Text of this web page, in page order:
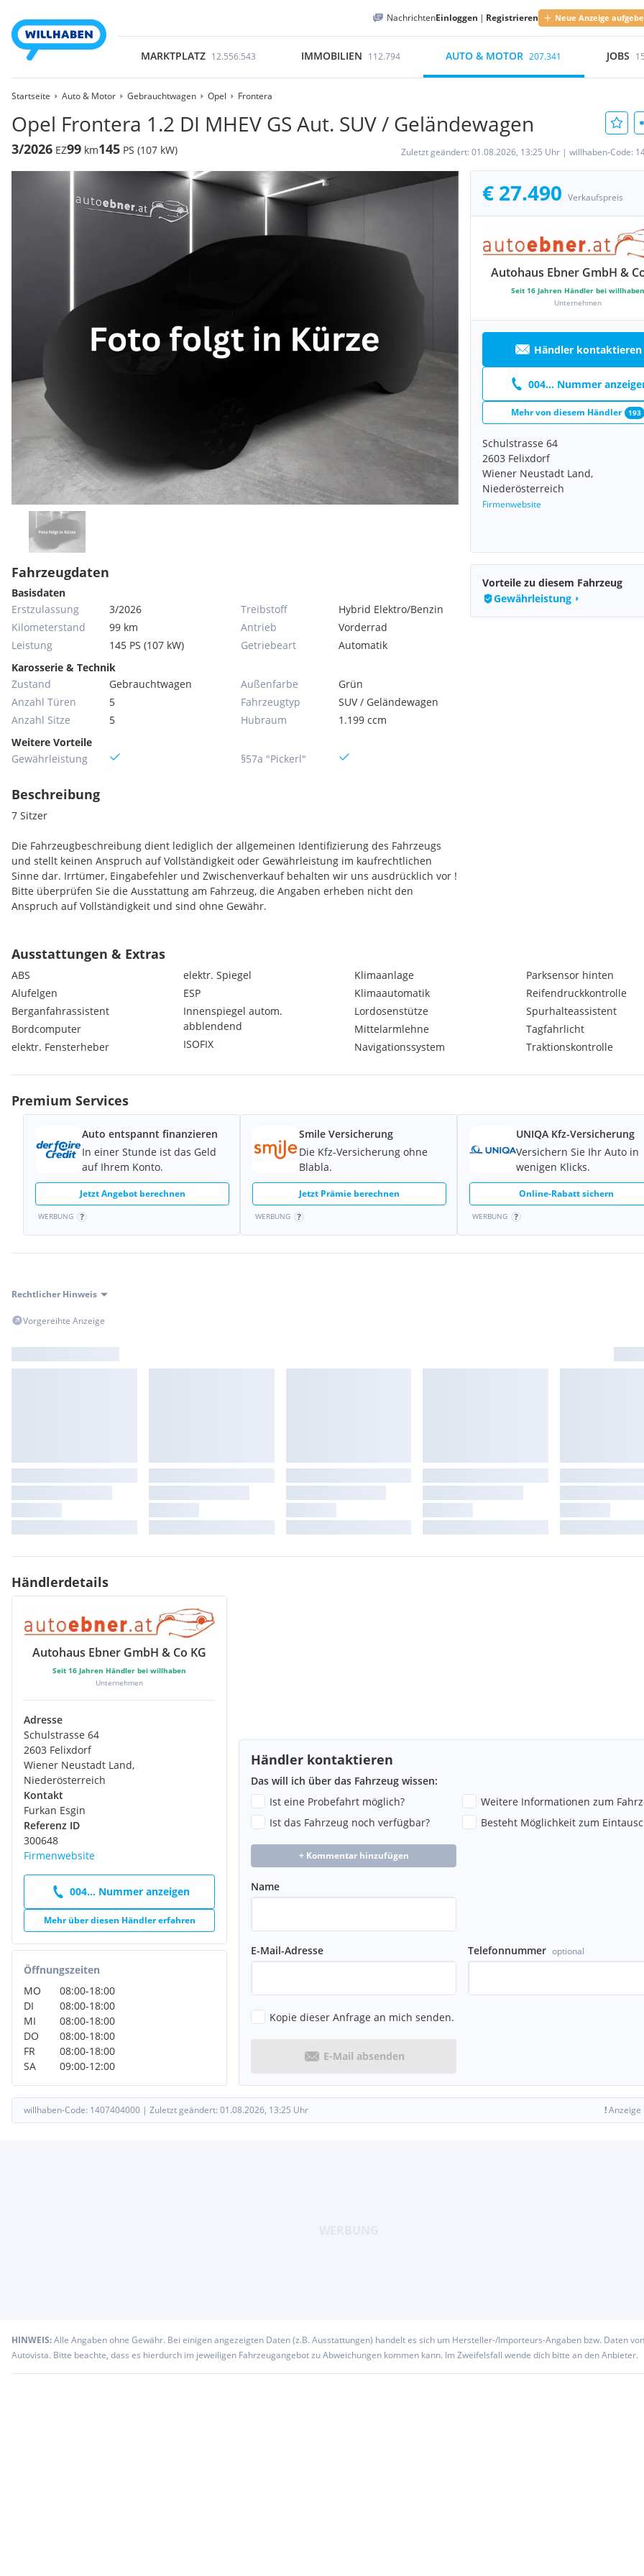
NachrichtenEinloggen | Registrieren Neue Anzeige
MARKTPLATZ 12.556.543 IMMOBILIEN 112.794 AUTO & MOTOR 207.341 JOBS
Startseite Auto & Motor Gebrauchtwagen Opel Frontera
Opel Frontera 1.2 DI MHEV GS Aut. SUV / Geländewagen
3/2026 EZ99 km145 PS (107 kW) Zuletzt geändert: 01.08.2026, 13:25 Uhr | willhaben-Code:
€ 27.490 Verkaufspreis
Autohaus Ebner GmbH &
Seit 16 Jahren Händler bei willhaben
Unternehmen
Händler kontaktieren
004... Nummer
Mehr von diesem Händler 193
Schulstrasse 64
2603 Felixdorf
Wiener Neustadt Land,
Niederösterreich
Firmenwebsite
Fahrzeugdaten
Basisdaten
Erstzulassung
3/2026
Kilometerstand
99 km
Leistung
145 PS (107 kW)
Treibstoff
Hybrid Elektro/Benzin
Antrieb
Vorderrad
Getriebeart
Automatik
Karosserie & Technik
Zustand
Gebrauchtwagen
Anzahl Türen
5
Anzahl Sitze
5
Außenfarbe
Grün
Fahrzeugtyp
SUV / Geländewagen
Hubraum
1.199 ccm
Weitere Vorteile
Gewährleistung
§57a "Pickerl"
Beschreibung
7 Sitzer
Die Fahrzeugbeschreibung dient lediglich der allgemeinen Identifizierung des Fahrzeugs
und stellt keinen Anspruch auf Vollständigkeit oder Gewährleistung im kaufrechtlichen
Sinne dar. Irrtümer, Eingabefehler und Zwischenverkauf behalten wir uns ausdrücklich vor !
Bitte überprüfen Sie die Ausstattung am Fahrzeug, die Angaben erheben nicht den
Anspruch auf Vollständigkeit und sind ohne Gewähr.
Vorteile zu diesem Fahrzeug
Gewährleistung
Ausstattungen & Extras
ABS
Alufelgen
Berganfahrassistent
Bordcomputer
elektr. Fensterheber
elektr. Spiegel
ESP
Innenspiegel autom.
abblendend
ISOFIX
Klimaanlage
Klimaautomatik
Lordosenstütze
Mittelarmlehne
Navigationssystem
Parksensor hinten
Reifendruckkontrolle
Spurhalteassistent
Tagfahrlicht
Traktionskontrolle
Premium Services
Auto entspannt finanzieren
In einer Stunde ist das Geld
auf Ihrem Konto.
Jetzt Angebot berechnen
WERBUNG
Smile Versicherung
Die Kfz-Versicherung ohne
Blabla.
Jetzt Prämie berechnen
WERBUNG
UNIQA Kfz-Versicherung
Versichern Sie Ihr Auto in
wenigen Klicks.
Online-Rabatt sichern
WERBUNG
Rechtlicher Hinweis
Vorgereihte Anzeige
Händlerdetails
Autohaus Ebner GmbH & Co KG
Seit 16 Jahren Händler bei willhaben
Unternehmen
Adresse
Schulstrasse 64
2603 Felixdorf
Wiener Neustadt Land,
Niederösterreich
Kontakt
Furkan Esgin
Referenz ID
300648
Firmenwebsite
004... Nummer anzeigen
Mehr über diesen Händler erfahren
Öffnungszeiten
MO
08:00-18:00
DI
08:00-18:00
MI
08:00-18:00
DO
08:00-18:00
FR
08:00-18:00
SA
09:00-12:00
Händler kontaktieren
Das will ich über das Fahrzeug wissen:
Ist eine Probefahrt möglich?
Weitere Informationen zum
Ist das Fahrzeug noch verfügbar?
Besteht Möglichkeit zum
+ Kommentar hinzufügen
Name
E-Mail-Adresse Telefonnummer optional
Kopie dieser Anfrage an mich senden.
E-Mail absenden
willhaben-Code: 1407404000 | Zuletzt geändert: 01.08.2026, 13:25 Uhr !Anzeige
HINWEIS:Alle Angaben ohne Gewähr. Bei einigen angezeigten Daten (z.B. Ausstattungen) handelt es sich um Hersteller-/Importeurs-Angaben bzw. Daten von
Autovista. Bitte beachte, dass es hierdurch im jeweiligen Fahrzeugangebot zu Abweichungen kommen kann. Im Zweifelsfall wende dich bitte an den Anbieter.